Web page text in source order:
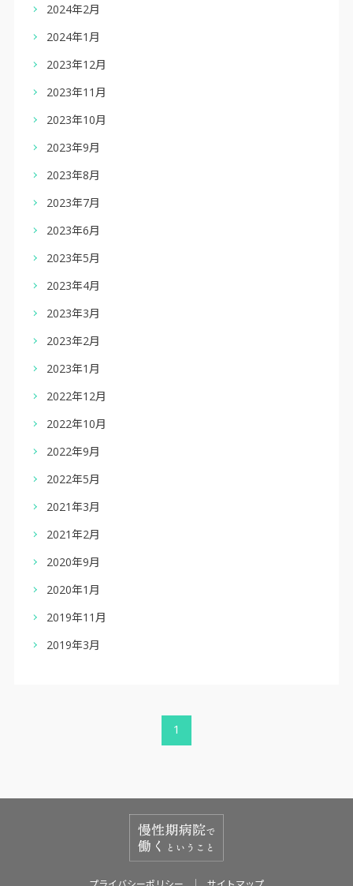
2024年2月
2024年1月
2023年12月
2023年11月
2023年10月
2023年9月
2023年8月
2023年7月
2023年6月
2023年5月
2023年4月
2023年3月
2023年2月
2023年1月
2022年12月
2022年10月
2022年9月
2022年5月
2021年3月
2021年2月
2020年9月
2020年1月
2019年11月
2019年3月
1